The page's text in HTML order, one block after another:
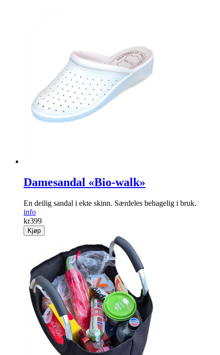
Damesandal «Bio-walk»
En deilig sandal i ekte skinn. Særdeles behagelig i bruk.
info
kr399
Kjøp